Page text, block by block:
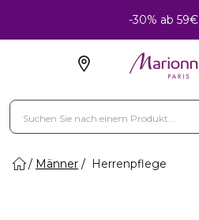
-30% ab 59€
Männer Herrenpflege